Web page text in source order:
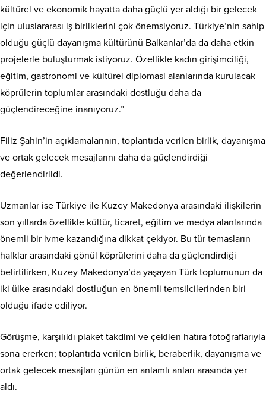
kültürel ve ekonomik hayatta daha güçlü yer aldığı bir gelecek
için uluslararası iş birliklerini çok önemsiyoruz. Türkiye’nin sahip
olduğu güçlü dayanışma kültürünü Balkanlar’da da daha etkin
projelerle buluşturmak istiyoruz. Özellikle kadın girişimciliği,
eğitim, gastronomi ve kültürel diplomasi alanlarında kurulacak
köprülerin toplumlar arasındaki dostluğu daha da
güçlendireceğine inanıyoruz.”
Filiz Şahin’in açıklamalarının, toplantıda verilen birlik, dayanışma
ve ortak gelecek mesajlarını daha da güçlendirdiği
değerlendirildi.
Uzmanlar ise Türkiye ile Kuzey Makedonya arasındaki ilişkilerin
son yıllarda özellikle kültür, ticaret, eğitim ve medya alanlarında
önemli bir ivme kazandığına dikkat çekiyor. Bu tür temasların
halklar arasındaki gönül köprülerini daha da güçlendirdiği
belirtilirken, Kuzey Makedonya’da yaşayan Türk toplumunun da
iki ülke arasındaki dostluğun en önemli temsilcilerinden biri
olduğu ifade ediliyor.
Görüşme, karşılıklı plaket takdimi ve çekilen hatıra fotoğraflarıyla
sona ererken; toplantıda verilen birlik, beraberlik, dayanışma ve
ortak gelecek mesajları günün en anlamlı anları arasında yer
aldı.